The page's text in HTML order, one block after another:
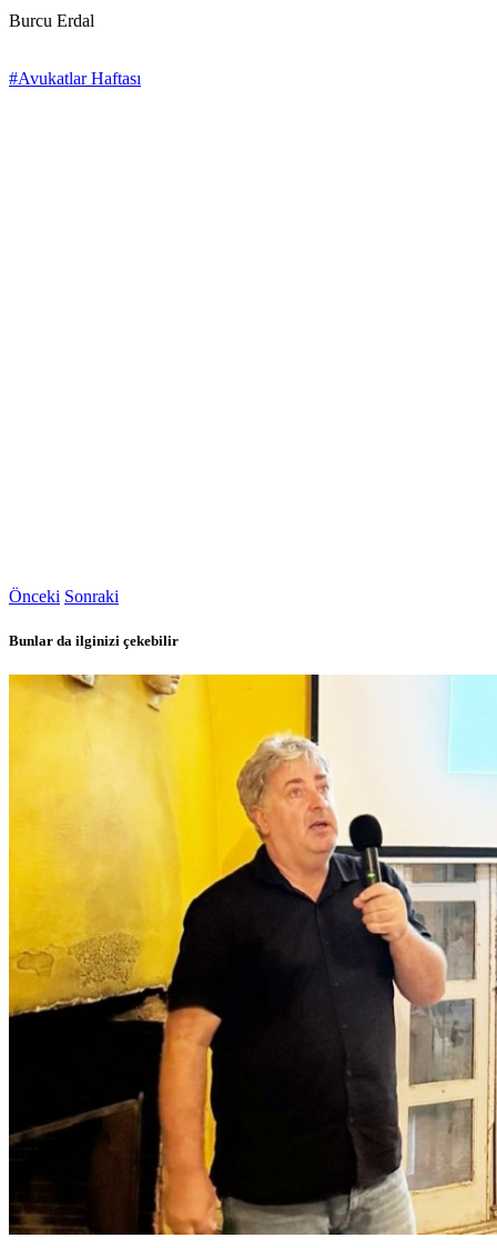
Burcu Erdal
#Avukatlar Haftası
Önceki Sonraki
Bunlar da ilginizi çekebilir